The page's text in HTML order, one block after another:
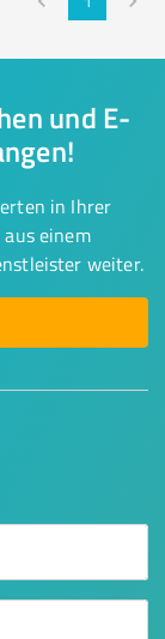
und E-
in Ihrer
einem
weiter.